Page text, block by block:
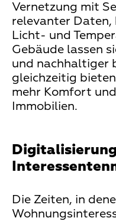
Vernetzung mit
relevanter Daten,
Licht- und
Gebäude lassen
und nachhaltiger
gleichzeitig
mehr Komfort
Immobilien.
Die Zeiten, in